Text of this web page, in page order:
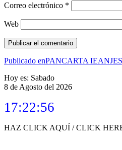
Correo electrónico *
Web
Navegación
de
entradas
Publicado enPANCARTA
Hoy es: Sabado
8 de Agosto del 2026
17:22:56
HAZ CLICK AQUÍ / CLICK